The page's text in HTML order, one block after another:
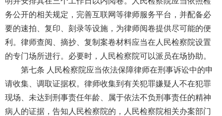
务公开的相关规定，完善互联网等律师服务平台，并配备必
要的速拍、复印、刻录等设施，为律师阅卷提供尽可能的便
利。律师查阅、摘抄、复制案卷材料应当在人民检察院设置
的专门场所进行。必要时，人民检察院可以派员在场协助。
第七条 人民检察院应当依法保障律师在刑事诉讼中的申
请收集、调取证据权。律师收集到有关犯罪嫌疑人不在犯罪
现场、未达到刑事责任年龄、属于依法不负刑事责任的精神
病人的证据，告知人民检察院的，人民检察院相关办案部门